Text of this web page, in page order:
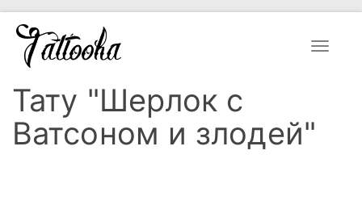
Toggle
Тату "Шерлок с
Ватсоном и злодей"